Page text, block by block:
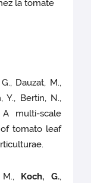
la tomate
Dauzat, M.,
Y., Bertin, N.,
A multi-scale
tomato leaf
M., Koch, G.,